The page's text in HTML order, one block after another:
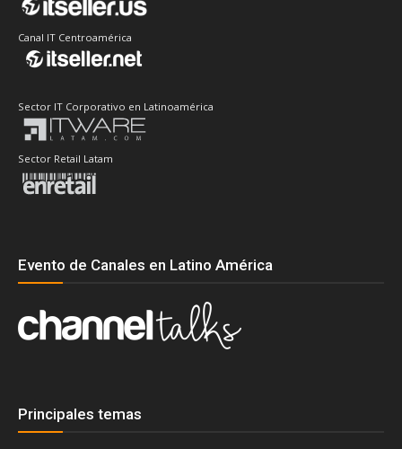
Canal IT Centroamérica
Sector IT Corporativo en Latinoamérica
Sector Retail Latam
Evento de Canales en Latino América
Principales temas